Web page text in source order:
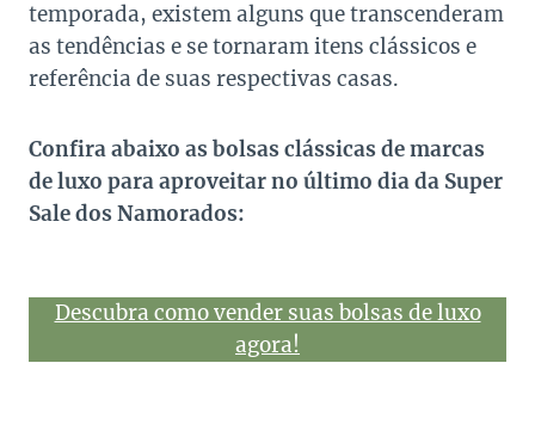
temporada, existem alguns que transcenderam
as tendências e se tornaram itens clássicos e
referência de suas respectivas casas.
Confira abaixo as bolsas clássicas de marcas
de luxo para aproveitar no último dia da Super
Sale dos Namorados:
Descubra como vender suas bolsas de luxo
agora!